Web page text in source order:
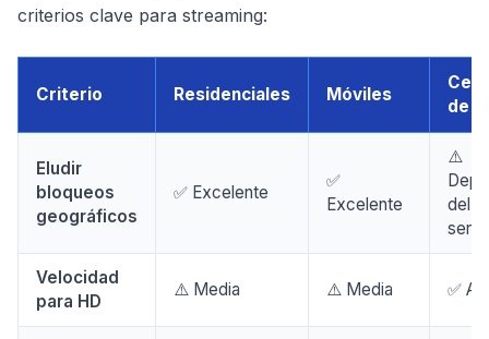
criterios clave para streaming:
Criterio Residenciales Móviles
de
Eludir
bloqueos
geográficos
✅ Excelente
✅
Excelente
⚠️
del
Velocidad
para HD
⚠️ Media ⚠️ Media ✅